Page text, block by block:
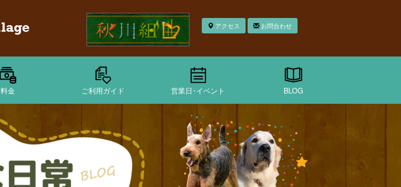
アクセス お問合わせ
料金 ご利用ガイド 営業日･イベント BLOG